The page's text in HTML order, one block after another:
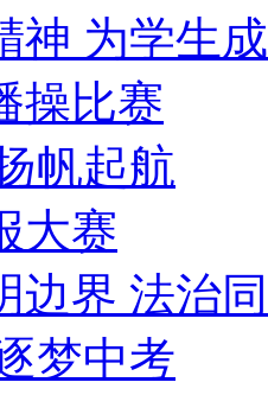
神 为学生
操比赛
帆起航
大赛
边界 法治
梦中考